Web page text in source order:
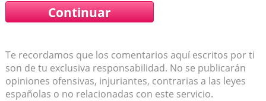
Te recordamos que los comentarios aquí escritos por ti
son de tu exclusiva responsabilidad. No se publicarán
opiniones ofensivas, injuriantes, contrarias a las leyes
españolas o no relacionadas con este servicio.